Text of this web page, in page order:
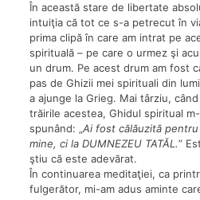
În această stare de libertate
intuiţia că tot ce s-a petrecut în
prima clipă în care am intrat pe
spirituală – pe care o urmez şi
un drum. Pe acest drum am fost
pas de Ghizii mei spirituali din
a ajunge la Grieg. Mai târziu,
trăirile acestea, Ghidul spiritual
spunând: „Ai fost călăuzită
mine, ci la DUMNEZEU TATĂL.”
ştiu că este adevărat.
În continuarea meditaţiei, ca
fulgerător, mi-am adus aminte